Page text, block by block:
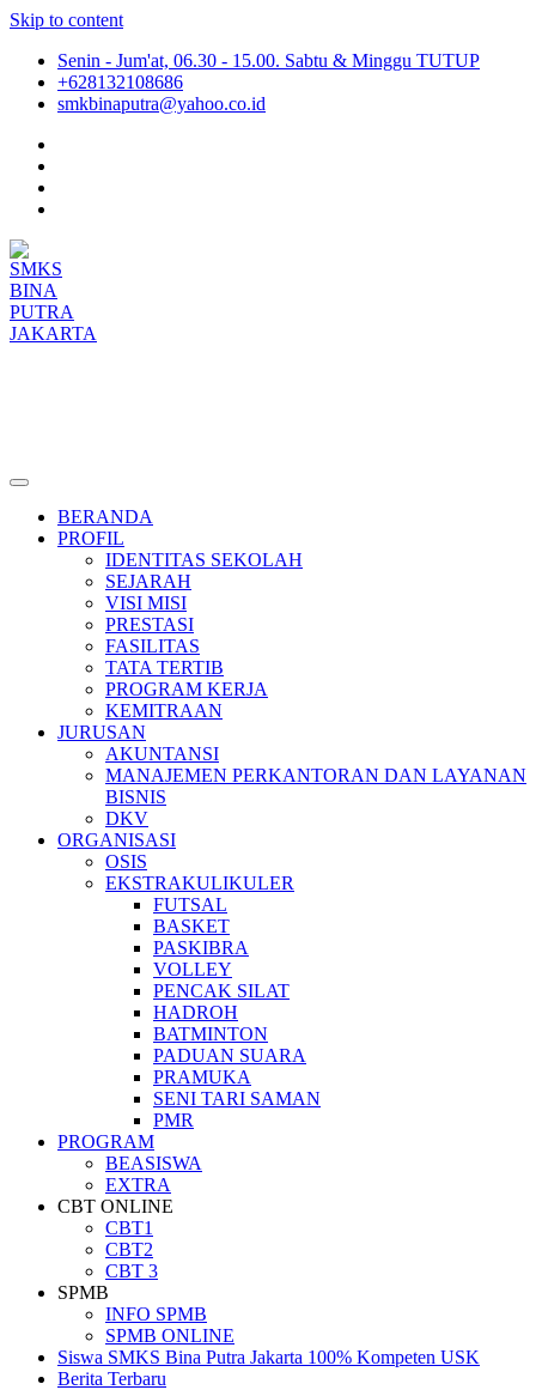
Skip to content
Senin - Jum'at, 06.30 - 15.00. Sabtu & Minggu TUTUP
+628132108686
smkbinaputra@yahoo.co.id
BERANDA
PROFIL
IDENTITAS SEKOLAH
SEJARAH
VISI MISI
PRESTASI
FASILITAS
TATA TERTIB
PROGRAM KERJA
KEMITRAAN
JURUSAN
AKUNTANSI
MANAJEMEN PERKANTORAN DAN LAYANAN
BISNIS
DKV
ORGANISASI
OSIS
EKSTRAKULIKULER
FUTSAL
BASKET
PASKIBRA
VOLLEY
PENCAK SILAT
HADROH
BATMINTON
PADUAN SUARA
PRAMUKA
SENI TARI SAMAN
PMR
PROGRAM
BEASISWA
EXTRA
CBT ONLINE
CBT1
CBT2
CBT 3
SPMB
INFO SPMB
SPMB ONLINE
Siswa SMKS Bina Putra Jakarta 100% Kompeten USK
Berita Terbaru